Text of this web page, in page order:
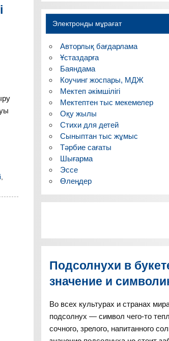
,
Электронды мұрағат
Авторлық бағдарлама
Ұстаздарға
Баяндама
Коучинг жоспары, МДЖ
Мектеп әкімшілігі
Мектептен тыс мекемелер
Оқу жылы
Стихи для детей
Сыныптан тыс жұмыс
Тәрбие сағаты
Шығарма
Эссе
Өлеңдер
Подсолнухи в
значение и
Во всех культурах и странах
подсолнух — символ чего-то
сочного, зрелого, напитанного